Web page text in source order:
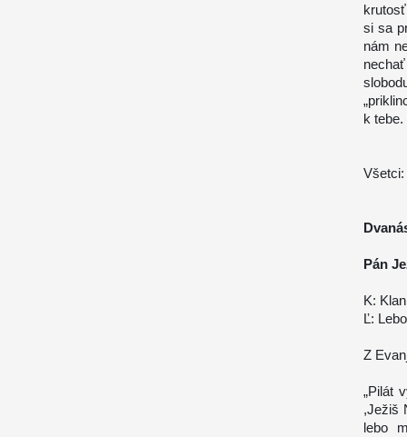
si sa
nám
k tebe.
Pán
K:
Ľ:
Z
„Pilát
,Ježiš
lebo